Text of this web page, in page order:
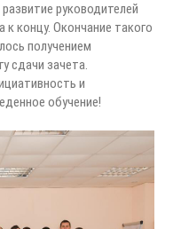
руководителей
концу. Окончание такого
получением
сдачи зачета.
и
обучение!